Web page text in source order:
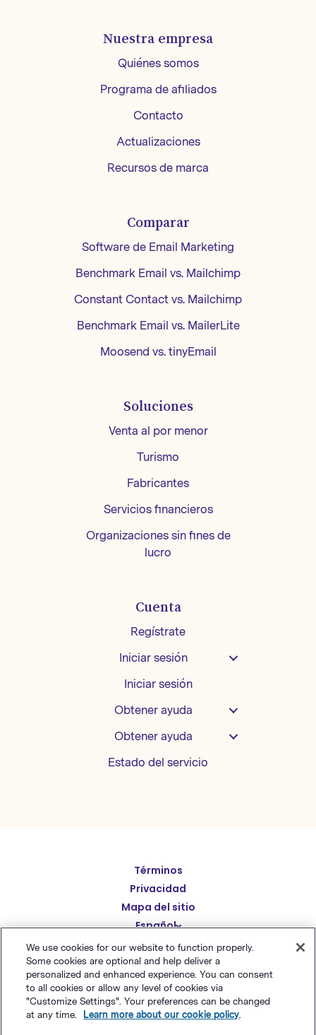
Nuestra empresa
Quiénes somos
Programa de afiliados
Contacto
Actualizaciones
Recursos de marca
Comparar
Software de Email Marketing
Benchmark Email vs. Mailchimp
Constant Contact vs. Mailchimp
Benchmark Email vs. MailerLite
Moosend vs. tinyEmail
Soluciones
Venta al por menor
Turismo
Fabricantes
Servicios financieros
Organizaciones sin fines de
lucro
Cuenta
Regístrate
Iniciar sesión
Iniciar sesión
Obtener ayuda
Obtener ayuda
Estado del servicio
Términos
Privacidad
Mapa del sitio
Español
Deutsch
繁體中文
简体中文
日本語
Italiano
Português (BR)
© Polaris Software, LLC 粤ICP备14001834号
Benchmark
Email® es una marca comercial registrada de
Software, LLC
We use cookies for our website to function properly.
Some cookies are optional and help deliver a
personalized and enhanced experience. You can consent
to all cookies or allow any level of cookies via
"Customize Settings". Your preferences can be changed
at any time.
Learn more about our cookie policy.